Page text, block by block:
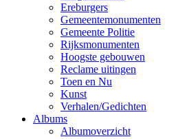
Ereburgers
Gemeentemonumenten
Gemeente Politie
Rijksmonumenten
Hoogste gebouwen
Reclame uitingen
Toen en Nu
Kunst
Verhalen/Gedichten
Albums
Albumoverzicht